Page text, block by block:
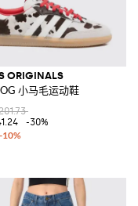
ORIGINALS
小马毛运动鞋
-30%